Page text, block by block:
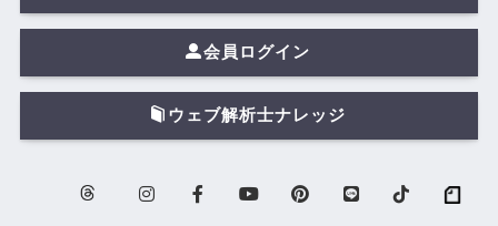
会員ログイン
ウェブ解析士ナレッジ